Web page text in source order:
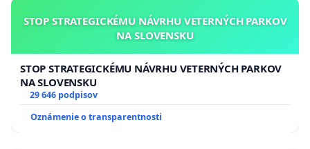
STOP STRATEGICKÉMU NÁVRHU VETERNÝCH PARKOV
NA SLOVENSKU
STOP STRATEGICKÉMU NÁVRHU VETERNÝCH PARKOV
NA SLOVENSKU
29 646 podpisov
Oznámenie o transparentnosti